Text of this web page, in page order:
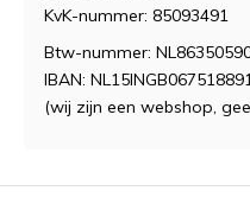
KvK-nummer: 85093491
Btw-nummer:
IBAN:
(wij zijn een webshop,